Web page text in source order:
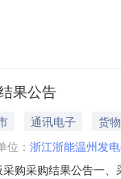
SY-I/800\大
果公告
通讯电子
货物
位： 浙江浙能温州发
购采购结果公告一